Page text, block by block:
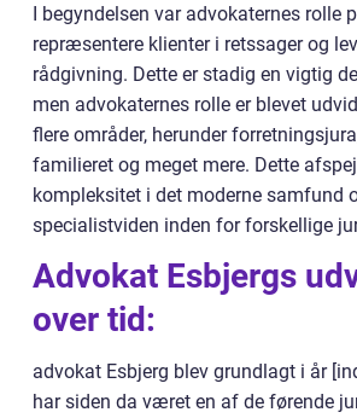
I begyndelsen var advokaternes rolle
repræsentere klienter i retssager og
rådgivning. Dette er stadig en vigtig
men advokaternes rolle er blevet
flere områder, herunder
familieret og meget mere. Dette
kompleksitet i det moderne samfund
specialistviden inden for forskellige
Advokat Esbjergs
over tid:
advokat Esbjerg blev grundlagt i år
har siden da været en af de førende